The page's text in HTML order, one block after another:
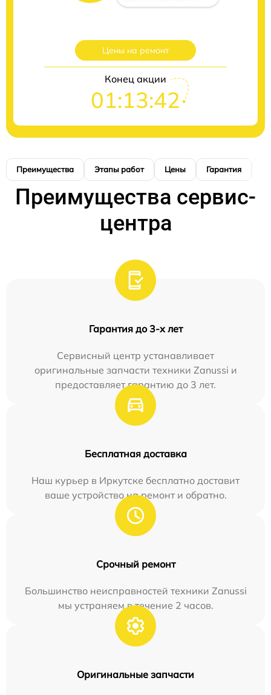
Цены на ремонт
Конец акции
01:13:40
Преимущества Этапы работ Цены Гарантия
Преимущества сервис-
центра
Гарантия до 3-х лет
Сервисный центр устанавливает
оригинальные запчасти техники Zanussi и
предоставляет гарантию до 3 лет.
Бесплатная доставка
Наш курьер в Иркутске бесплатно доставит
ваше устройство на ремонт и обратно.
Срочный ремонт
Большинство неисправностей техники Zanussi
мы устраняем в течение 2 часов.
Оригинальные запчасти